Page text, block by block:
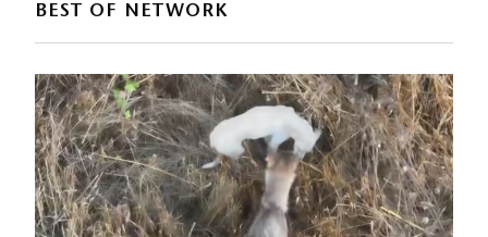
BEST OF NETWORK